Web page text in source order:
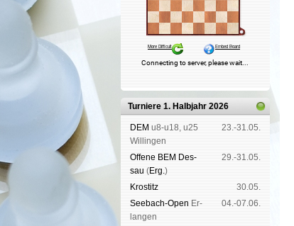
Turniere 1. Halbjahr 2026
DEM u8-u18, u25
Wil­lin­gen
23.-31.05.
Offene BEM Des­
sau (Erg.)
29.-31.05.
Kros­titz
30.05.
See­bach-Open Er­
lan­gen
04.-07.06.